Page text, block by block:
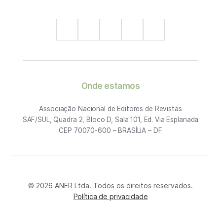
Onde estamos
Associação Nacional de Editores de Revistas
SAF/SUL, Quadra 2, Bloco D, Sala 101, Ed. Via Esplanada
CEP 70070-600 – BRASÍLIA – DF
© 2026 ANER Ltda. Todos os direitos reservados.
Política de privacidade